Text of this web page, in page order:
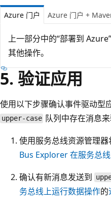
Azure 门户 Azure 门户 +
上一部分中的“部署到
其他操作。
5. 验证应用
使用以下步骤确认事件驱动型
upper-case 队列中存在消息来
使用服务总线资源管理
Bus Explorer 在服务总
确认有新消息发送到
务总线上运行数据操作的